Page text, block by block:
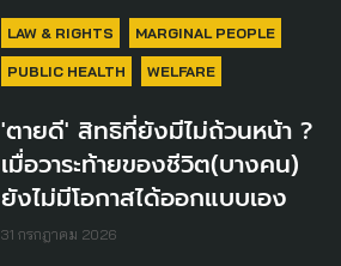
LAW & RIGHTS MARGINAL PEOPLE
PUBLIC HEALTH WELFARE
'ตายดี' สิทธิที่ยังมีไม่ถ้วนหน้า ?
เมื่อวาระท้ายของชีวิต(บางคน)
ยังไม่มีโอกาสได้ออกแบบเอง
31 กรกฎาคม 2026